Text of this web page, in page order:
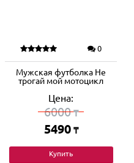
0
Мужская футболка Не
трогай мой мотоцикл
Цена:
6000₸
5490 ₸
Купить